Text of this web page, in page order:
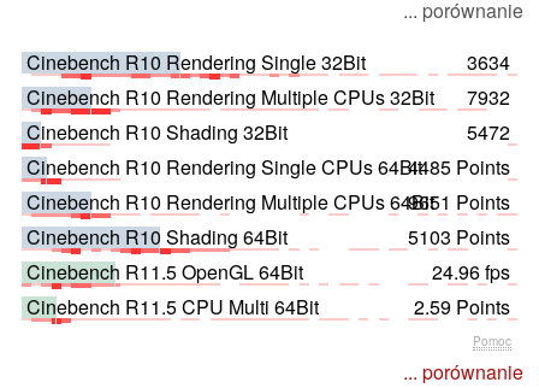
... porównanie
Cinebench R10 Rendering Single 32Bit
3634
Cinebench R10 Rendering Multiple CPUs 32Bit
7932
Cinebench R10 Shading 32Bit
5472
Cinebench R10 Rendering Single CPUs 64Bit4485 Points
Cinebench R10 Rendering Multiple CPUs 64Bit9651 Points
Cinebench R10 Shading 64Bit
5103 Points
Cinebench R11.5 OpenGL 64Bit
24.96 fps
Cinebench R11.5 CPU Multi 64Bit
2.59 Points
Pomoc
... porównanie